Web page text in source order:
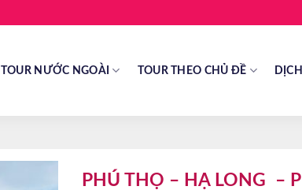
TOUR NƯỚC NGOÀI TOUR THEO CHỦ ĐỀ
PHÚ THỌ – HẠ LONG –